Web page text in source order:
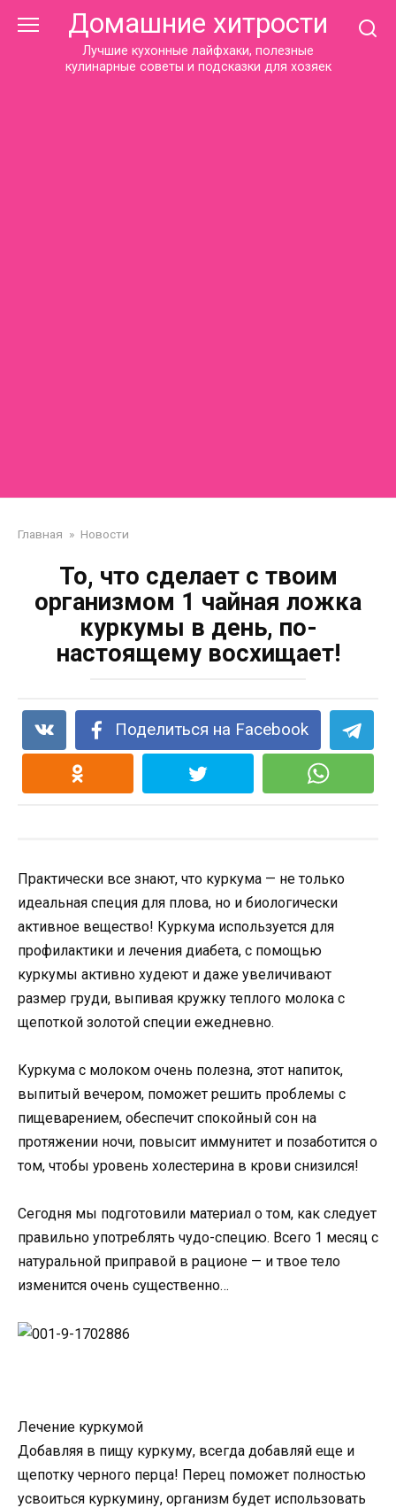
Домашние хитрости
Лучшие кухонные лайфхаки, полезные
кулинарные советы и подсказки для хозяек
Главная » Новости
То, что сделает с твоим
организмом 1 чайная ложка
куркумы в день, по-
настоящему восхищает!
Поделиться на Facebook
Практически все знают, что куркума — не только
идеальная специя для плова, но и биологически
активное вещество! Куркума используется для
профилактики и лечения диабета, с помощью
куркумы активно худеют и даже увеличивают
размер груди, выпивая кружку теплого молока с
щепоткой золотой специи ежедневно.
Куркума с молоком очень полезна, этот напиток,
выпитый вечером, поможет решить проблемы с
пищеварением, обеспечит спокойный сон на
протяжении ночи, повысит иммунитет и позаботится о
том, чтобы уровень холестерина в крови снизился!
Сегодня мы подготовили материал о том, как следует
правильно употреблять чудо-специю. Всего 1 месяц с
натуральной приправой в рационе — и твое тело
изменится очень существенно…
Лечение куркумой
Добавляя в пищу куркуму, всегда добавляй еще и
щепотку черного перца! Перец поможет полностью
усвоиться куркумину, организм будет использовать